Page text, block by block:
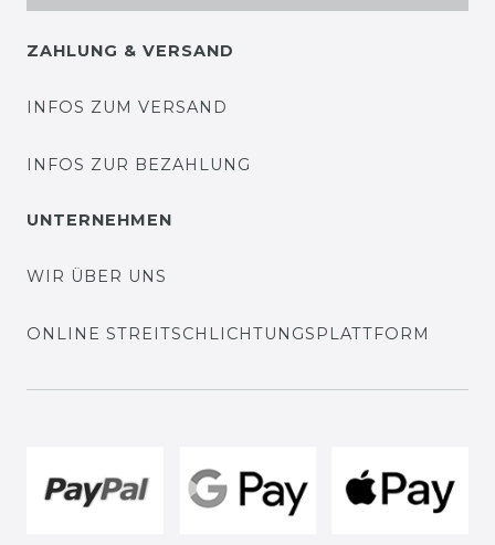
ZAHLUNG & VERSAND
INFOS ZUM VERSAND
INFOS ZUR BEZAHLUNG
UNTERNEHMEN
WIR ÜBER UNS
ONLINE STREITSCHLICHTUNGSPLATTFORM